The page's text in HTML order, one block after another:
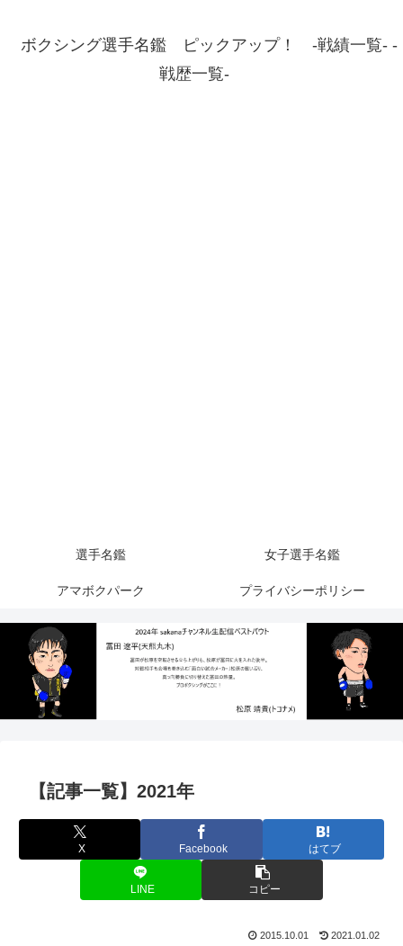
ボクシング選手名鑑 ピックアップ！ -戦績一覧- -
戦歴一覧-
選手名鑑 女子選手名鑑
アマボクパーク プライバシーポリシー
【記事一覧】2021年
X Facebook はてブ
LINE コピー
2015.10.01 2021.01.02